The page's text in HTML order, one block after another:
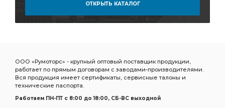
ОТКРЫТЬ КАТАЛОГ
ООО «Румоторс» - крупный оптовый поставщик продукции,
работает по прямым договорам с заводами-производителями.
Вся продукция имеет сертификаты, сервисные талоны и
технические паспорта.
Работаем ПН-ПТ c 8:00 до 18:00, СБ-ВС выходной